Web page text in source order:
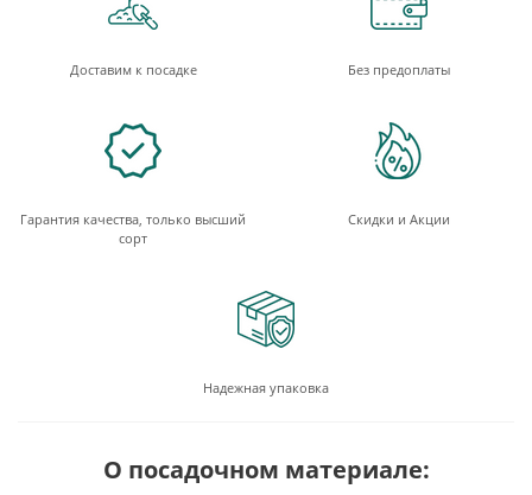
Доставим к посадке Без предоплаты
Гарантия качества, только высший
сорт
Скидки и Акции
Надежная упаковка
О посадочном материале: